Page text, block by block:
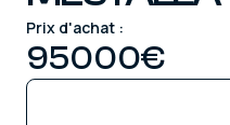
Prix d'achat :
95000€